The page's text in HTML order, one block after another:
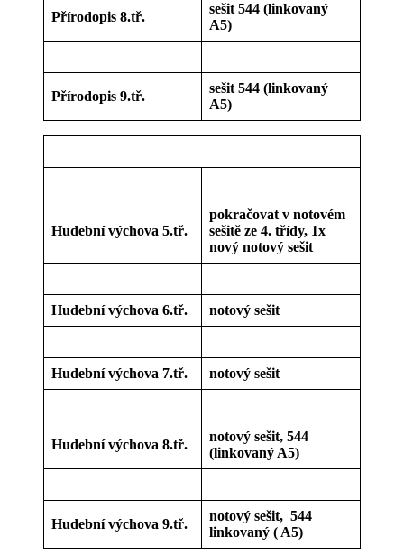
Přírodopis 8.tř.
sešit 544 (linkovaný
A5)
Přírodopis 9.tř.
sešit 544 (linkovaný
A5)
Hudební výchova 5.tř.
pokračovat v notovém
sešitě ze 4. třídy, 1x
nový notový sešit
Hudební výchova 6.tř. notový sešit
Hudební výchova 7.tř. notový sešit
Hudební výchova 8.tř.
notový sešit, 544
(linkovaný A5)
Hudební výchova 9.tř.
notový sešit, 544
linkovaný ( A5)